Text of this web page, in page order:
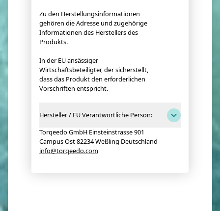
Zu den Herstellungsinformationen
gehören die Adresse und zugehörige
Informationen des Herstellers des
Produkts.
In der EU ansässiger
Wirtschaftsbeteiligter, der sicherstellt,
dass das Produkt den erforderlichen
Vorschriften entspricht.
Hersteller / EU Verantwortliche Person:
Torqeedo GmbH Einsteinstrasse 901
Campus Ost 82234 Weßling Deutschland
info@torqeedo.com